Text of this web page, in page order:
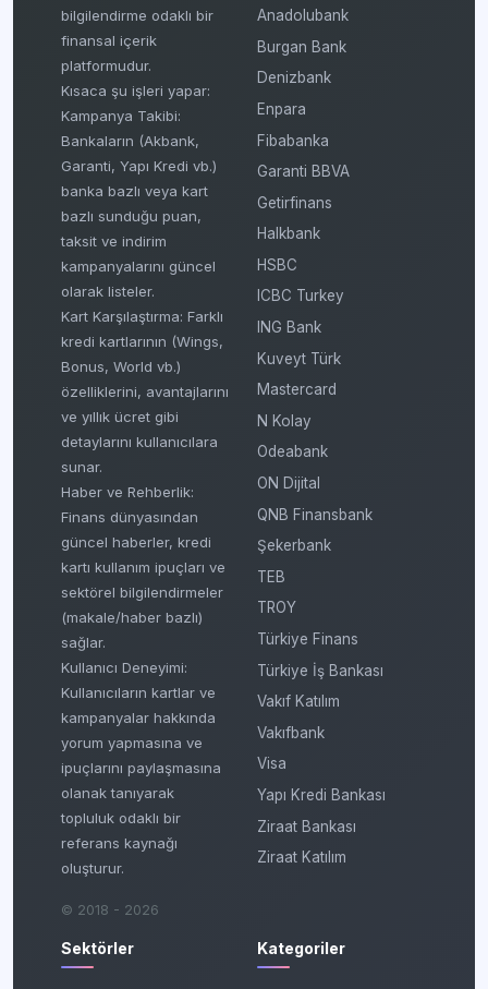
bilgilendirme odaklı bir
finansal içerik
platformudur.
Kısaca şu işleri yapar:
Kampanya Takibi:
Bankaların (Akbank,
Garanti, Yapı Kredi vb.)
banka bazlı veya kart
bazlı sunduğu puan,
taksit ve indirim
kampanyalarını güncel
olarak listeler.
Kart Karşılaştırma: Farklı
kredi kartlarının (Wings,
Bonus, World vb.)
özelliklerini, avantajlarını
ve yıllık ücret gibi
detaylarını kullanıcılara
sunar.
Haber ve Rehberlik:
Finans dünyasından
güncel haberler, kredi
kartı kullanım ipuçları ve
sektörel bilgilendirmeler
(makale/haber bazlı)
sağlar.
Kullanıcı Deneyimi:
Kullanıcıların kartlar ve
kampanyalar hakkında
yorum yapmasına ve
ipuçlarını paylaşmasına
olanak tanıyarak
topluluk odaklı bir
referans kaynağı
oluşturur.
© 2018 - 2026
Anadolubank
Burgan Bank
Denizbank
Enpara
Fibabanka
Garanti BBVA
Getirfinans
Halkbank
HSBC
ICBC Turkey
ING Bank
Kuveyt Türk
Mastercard
N Kolay
Odeabank
ON Dijital
QNB Finansbank
Şekerbank
TEB
TROY
Türkiye Finans
Türkiye İş Bankası
Vakıf Katılım
Vakıfbank
Visa
Yapı Kredi Bankası
Ziraat Bankası
Ziraat Katılım
Sektörler Kategoriler